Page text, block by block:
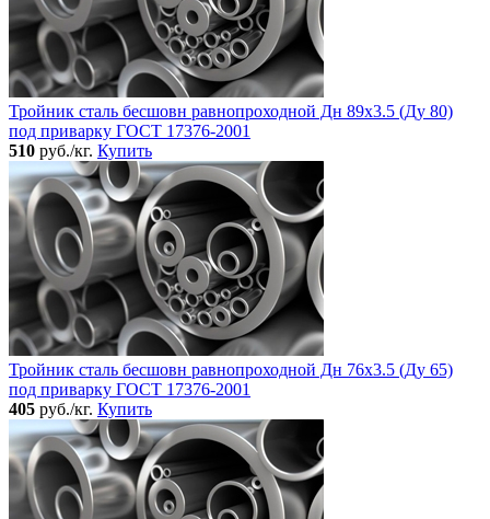
Тройник сталь бесшовн равнопроходной Дн 89х3.5 (Ду 80)
под приварку ГОСТ 17376-2001
510 руб./кг. Купить
Тройник сталь бесшовн равнопроходной Дн 76х3.5 (Ду 65)
под приварку ГОСТ 17376-2001
405 руб./кг. Купить